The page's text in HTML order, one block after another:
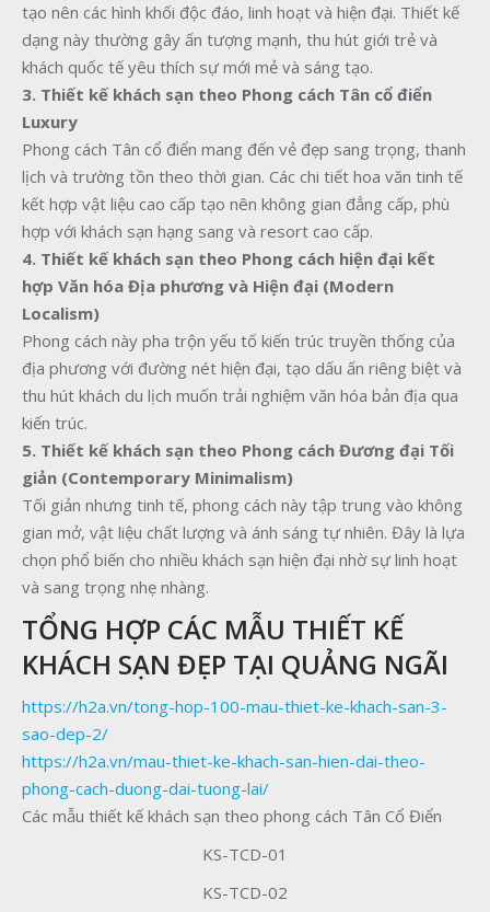
tạo nên các hình khối độc đáo, linh hoạt và hiện đại. Thiết kế
dạng này thường gây ấn tượng mạnh, thu hút giới trẻ và
khách quốc tế yêu thích sự mới mẻ và sáng tạo.
3. Thiết kế khách sạn theo Phong cách Tân cổ điển
Luxury
Phong cách Tân cổ điển mang đến vẻ đẹp sang trọng, thanh
lịch và trường tồn theo thời gian. Các chi tiết hoa văn tinh tế
kết hợp vật liệu cao cấp tạo nên không gian đẳng cấp, phù
hợp với khách sạn hạng sang và resort cao cấp.
4. Thiết kế khách sạn theo Phong cách hiện đại kết
hợp Văn hóa Địa phương và Hiện đại (Modern
Localism)
Phong cách này pha trộn yếu tố kiến trúc truyền thống của
địa phương với đường nét hiện đại, tạo dấu ấn riêng biệt và
thu hút khách du lịch muốn trải nghiệm văn hóa bản địa qua
kiến trúc.
5. Thiết kế khách sạn theo Phong cách Đương đại Tối
giản (Contemporary Minimalism)
Tối giản nhưng tinh tế, phong cách này tập trung vào không
gian mở, vật liệu chất lượng và ánh sáng tự nhiên. Đây là lựa
chọn phổ biến cho nhiều khách sạn hiện đại nhờ sự linh hoạt
và sang trọng nhẹ nhàng.
TỔNG HỢP CÁC MẪU THIẾT KẾ
KHÁCH SẠN ĐẸP TẠI QUẢNG NGÃI
https://h2a.vn/tong-hop-100-mau-thiet-ke-khach-san-3-
sao-dep-2/
https://h2a.vn/mau-thiet-ke-khach-san-hien-dai-theo-
phong-cach-duong-dai-tuong-lai/
Các mẫu thiết kế khách sạn theo phong cách Tân Cổ Điển
KS-TCD-01
KS-TCD-02